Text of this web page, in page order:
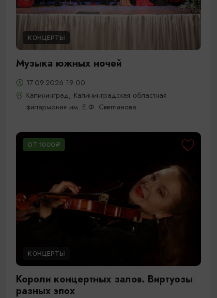
КОНЦЕРТЫ
Музыка южных ночей
17.09.2026 19:00
Калининград, Калининградская областная
филармония им. Е.Ф. Светланова
ОТ 1000₽
КОНЦЕРТЫ
Короли концертных залов. Виртуозы
разных эпох